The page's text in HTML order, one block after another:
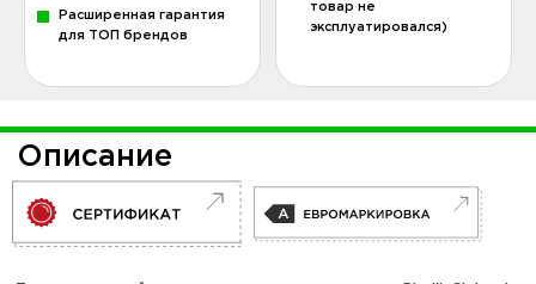
Расширенная гарантия
для ТОП брендов
товар не
эксплуатировался)
Описание